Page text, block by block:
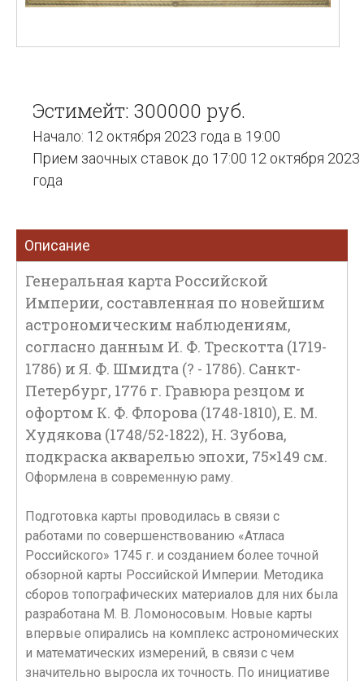
Эстимейт: 300000 руб.
Начало: 12 октября 2023 года в 19:00
Прием заочных ставок до 17:00 12 октября 2023
года
Описание
Генеральная карта Российской
Империи, составленная по новейшим
астрономическим наблюдениям,
согласно данным И. Ф. Трескотта (1719-
1786) и Я. Ф. Шмидта (? - 1786). Санкт-
Петербург, 1776 г. Гравюра резцом и
офортом К. Ф. Флорова (1748-1810), Е. М.
Худякова (1748/52-1822), Н. Зубова,
подкраска акварелью эпохи, 75×149 см.
Оформлена в современную раму.
Подготовка карты проводилась в связи с
работами по совершенствованию «Атласа
Российского» 1745 г. и созданием более точной
обзорной карты Российской Империи. Методика
сборов топографических материалов для них была
разработана М. В. Ломоносовым. Новые карты
впервые опирались на комплекс астрономических
и математических измерений, в связи с чем
значительно выросла их точность. По инициативе